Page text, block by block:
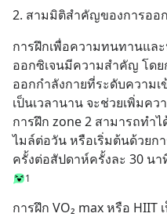
2. สามมิติสำคัญของการออ
การฝึกเพื่อความทนทานแล
ออกซิเจนมีความสำคัญ โดย
ออกกำลังกายที่ระดับความ
เป็นเวลานาน จะช่วยเพิ่มค
การฝึก zone 2 สามารถทำไ
ไมล์ต่อวัน หรือเริ่มต้นด้วยก
ครั้งต่อสัปดาห์ครั้งละ 30 นา
1
การฝึก VO₂ max หรือ